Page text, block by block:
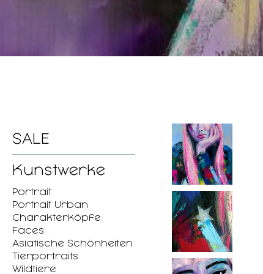
SALE
Kunstwerke
Portrait
Portrait Urban
Charakterköpfe
Faces
Asiatische Schönheiten
Tierportraits
Wildtiere